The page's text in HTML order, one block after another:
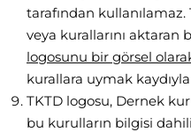
tarafından kullanılamaz.
veya kurallarını aktaran
logosunu bir görsel
kurallara uymak
TKTD logosu, Dernek
bu kurulların bilgisi